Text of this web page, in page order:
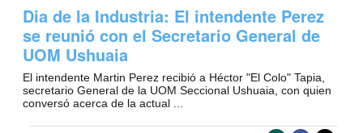
Dia de la Industria: El intendente Perez
se reunió con el Secretario General de
UOM Ushuaia
El intendente Martin Perez recibió a Héctor "El Colo" Tapia,
secretario General de la UOM Seccional Ushuaia, con quien
conversó acerca de la actual ...